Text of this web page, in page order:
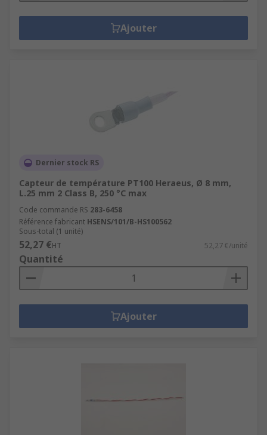
Ajouter
Dernier stock RS
Capteur de température PT100 Heraeus, Ø 8 mm,
L.25 mm 2 Class B, 250 °C max
Code commande RS 283-6458
Référence fabricant HSENS/101/B-HS100562
Sous-total (1 unité)
52,27 €HT 52,27 €/unité
Quantité
Ajouter